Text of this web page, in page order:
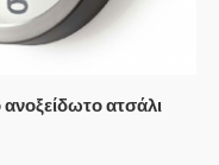
ατσάλι